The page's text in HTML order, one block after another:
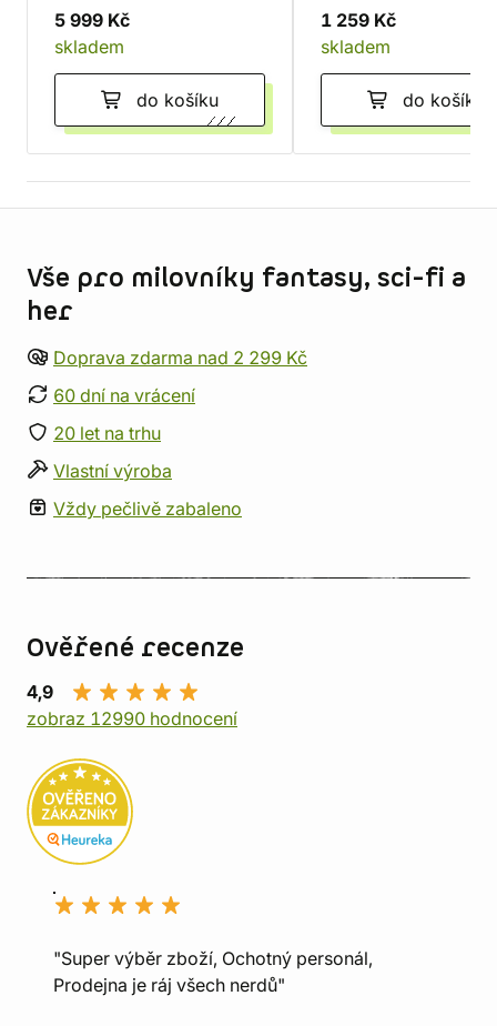
5 999 Kč
skladem
do košíku
1 259 Kč
skladem
do košíku
Vše pro milovníky fantasy, sci-fi a
her
Doprava zdarma nad 2 299 Kč
60 dní na vrácení
20 let na trhu
Vlastní výroba
Vždy pečlivě zabaleno
Ověřené recenze
4,9
zobraz 12990 hodnocení
"Super výběr zboží, Ochotný personál,
Prodejna je ráj všech nerdů"